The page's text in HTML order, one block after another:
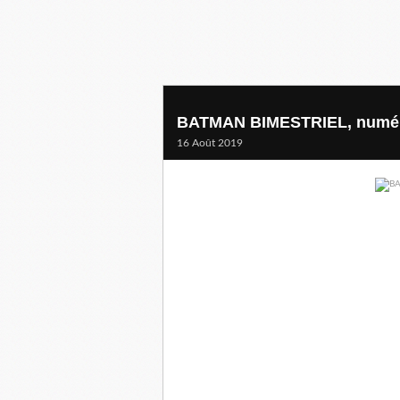
BATMAN BIMESTRIEL,
16 Août 2019